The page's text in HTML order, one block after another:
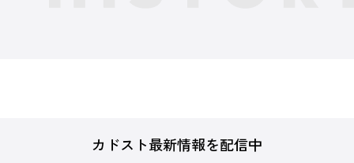
カドスト最新情報を配信中